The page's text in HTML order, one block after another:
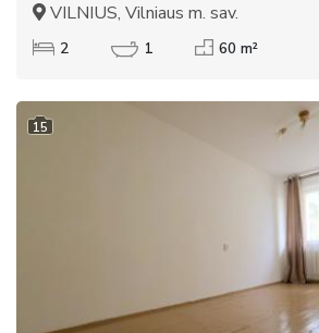
VILNIUS, Vilniaus m. sav.
2 1 60 m²
15